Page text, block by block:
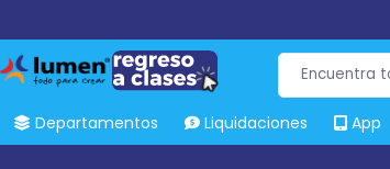
Departamentos Liquidaciones App